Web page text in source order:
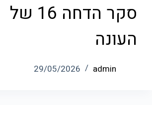
סקר הדחה 16 של
העונה
admin
29/05/2026